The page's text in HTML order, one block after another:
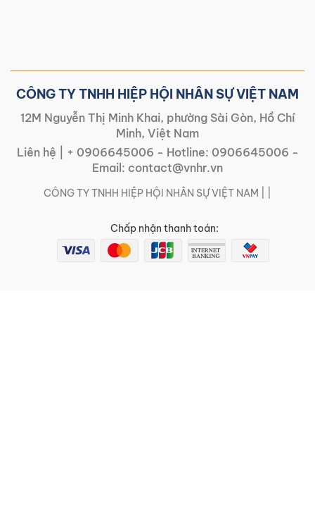
CÔNG TY TNHH HIỆP HỘI NHÂN SỰ VIỆT NAM
12M Nguyễn Thị Minh Khai, phường Sài Gòn, Hồ Chí
Minh, Việt Nam
Liên hệ |
+ 0906645006 - Hotline: 0906645006 -
Email: contact@vnhr.vn
CÔNG TY TNHH HIỆP HỘI NHÂN SỰ VIỆT NAM | |
Chấp nhận thanh toán: